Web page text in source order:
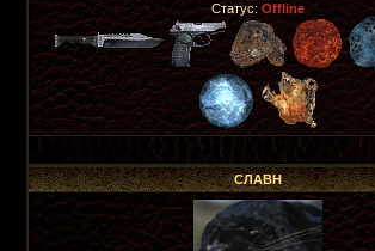
Статус:Offline
СЛАВН